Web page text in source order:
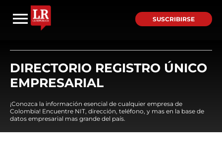
SUSCRIBIRSE
DIRECTORIO REGISTRO ÚNICO
EMPRESARIAL
¡Conozca la información esencial de cualquier empresa de
Colombia! Encuentre NIT, dirección, teléfono, y mas en la base de
datos empresarial mas grande del país.